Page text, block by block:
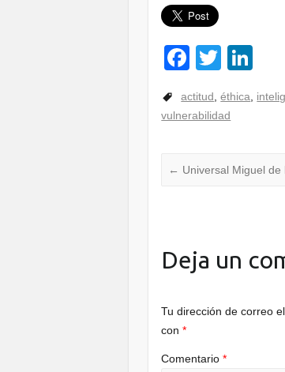
F
c
b
o
T
tt
k
dI
n
actitud ,éthica
vulnerabilidad
← Universal Miguel
Deja un
Tu dirección de correo
con*
Comentario*